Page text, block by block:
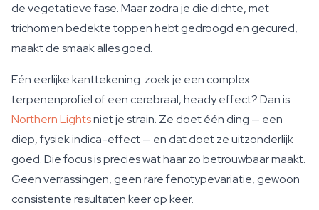
de vegetatieve fase. Maar zodra je die dichte, met
trichomen bedekte toppen hebt gedroogd en gecured,
maakt de smaak alles goed.
Eén eerlijke kanttekening: zoek je een complex
terpenenprofiel of een cerebraal, heady effect? Dan is
Northern Lightsniet je strain. Ze doet één ding — een
diep, fysiek indica-effect — en dat doet ze uitzonderlijk
goed. Die focus is precies wat haar zo betrouwbaar maakt.
Geen verrassingen, geen rare fenotypevariatie, gewoon
consistente resultaten keer op keer.